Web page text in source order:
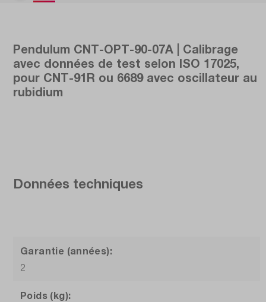
Pendulum CNT-OPT-90-07A | Calibrage
avec données de test selon ISO 17025,
pour CNT-91R ou 6689 avec oscillateur au
rubidium
Données techniques
Garantie (années):
2
Poids (kg):